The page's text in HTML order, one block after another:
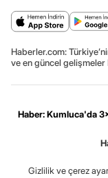
Haberler.com:
ve en güncel gelişmeler
Haber: Kumluca'da
Gizlilik ve çerez